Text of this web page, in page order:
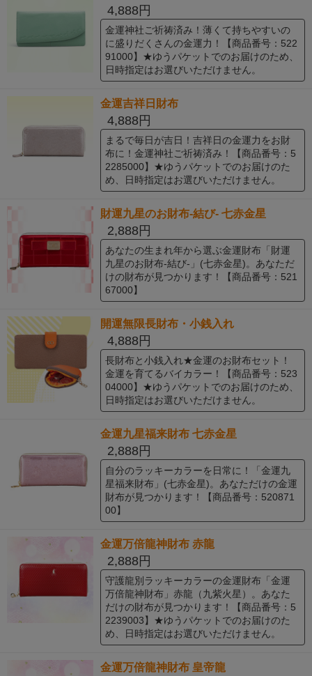
4,888円
金運神社ご祈祷済み！薄くて持ちやすいの
に盛りだくさんの金運力！【商品番号：522
91000】★ゆうパケットでのお届けのため、
日時指定はお選びいただけません。
金運吉祥日財布
4,888円
まるで毎日が吉日！吉祥日の金運力をお財
布に！金運神社ご祈祷済み！【商品番号：5
2285000】★ゆうパケットでのお届けのた
め、日時指定はお選びいただけません。
財運九星のお財布-結び- 七赤金星
2,888円
あなたの生まれ年から選ぶ金運財布「財運
九星のお財布-結び-」(七赤金星)。あなただ
けの財布が見つかります！【商品番号：521
67000】
開運無限長財布・小銭入れ
4,888円
長財布と小銭入れ★金運のお財布セット！
金運を育てるバイカラー！【商品番号：523
04000】★ゆうパケットでのお届けのため、
日時指定はお選びいただけません。
金運九星福来財布 七赤金星
2,888円
自分のラッキーカラーを日常に！「金運九
星福来財布」(七赤金星)。あなただけの金運
財布が見つかります！【商品番号：520871
00】
金運万倍龍神財布 赤龍
2,888円
守護龍別ラッキーカラーの金運財布「金運
万倍龍神財布」赤龍（九紫火星）。あなた
だけの財布が見つかります！【商品番号：5
2239003】★ゆうパケットでのお届けのた
め、日時指定はお選びいただけません。
金運万倍龍神財布 皇帝龍